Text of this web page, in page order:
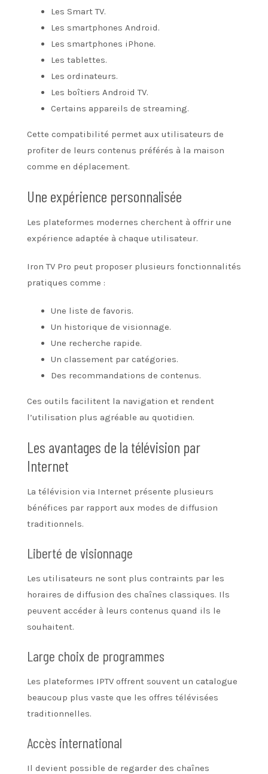
Les Smart TV.
Les smartphones Android.
Les smartphones iPhone.
Les tablettes.
Les ordinateurs.
Les boîtiers Android TV.
Certains appareils de streaming.
Cette compatibilité permet aux utilisateurs de
profiter de leurs contenus préférés à la maison
comme en déplacement.
Une expérience personnalisée
Les plateformes modernes cherchent à offrir une
expérience adaptée à chaque utilisateur.
Iron TV Pro peut proposer plusieurs fonctionnalités
pratiques comme :
Une liste de favoris.
Un historique de visionnage.
Une recherche rapide.
Un classement par catégories.
Des recommandations de contenus.
Ces outils facilitent la navigation et rendent
l’utilisation plus agréable au quotidien.
Les avantages de la télévision par
Internet
La télévision via Internet présente plusieurs
bénéfices par rapport aux modes de diffusion
traditionnels.
Liberté de visionnage
Les utilisateurs ne sont plus contraints par les
horaires de diffusion des chaînes classiques. Ils
peuvent accéder à leurs contenus quand ils le
souhaitent.
Large choix de programmes
Les plateformes IPTV offrent souvent un catalogue
beaucoup plus vaste que les offres télévisées
traditionnelles.
Accès international
Il devient possible de regarder des chaînes